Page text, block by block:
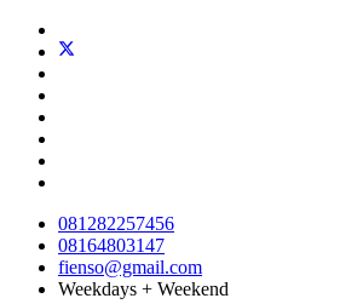
081282257456
08164803147
fienso@gmail.com
Weekdays + Weekend